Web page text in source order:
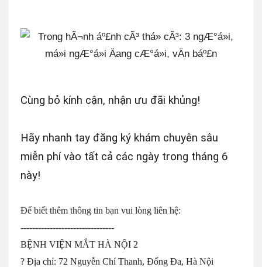
Cùng bỏ kính cận, nhận ưu đãi khủng!
Hãy nhanh tay đăng ký khám chuyên sâu
miễn phí vào tất cả các ngày trong tháng 6
này!
Để biết thêm thông tin bạn vui lòng liên hệ:
--------------------------------
BỆNH VIỆN MẮT HÀ NỘI 2
? Địa chỉ: 72 Nguyễn Chí Thanh, Đống Đa, Hà Nội